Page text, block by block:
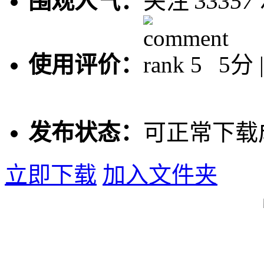
使用评价： 5分
发布状态： 可正常下
立即下载 加入文件夹